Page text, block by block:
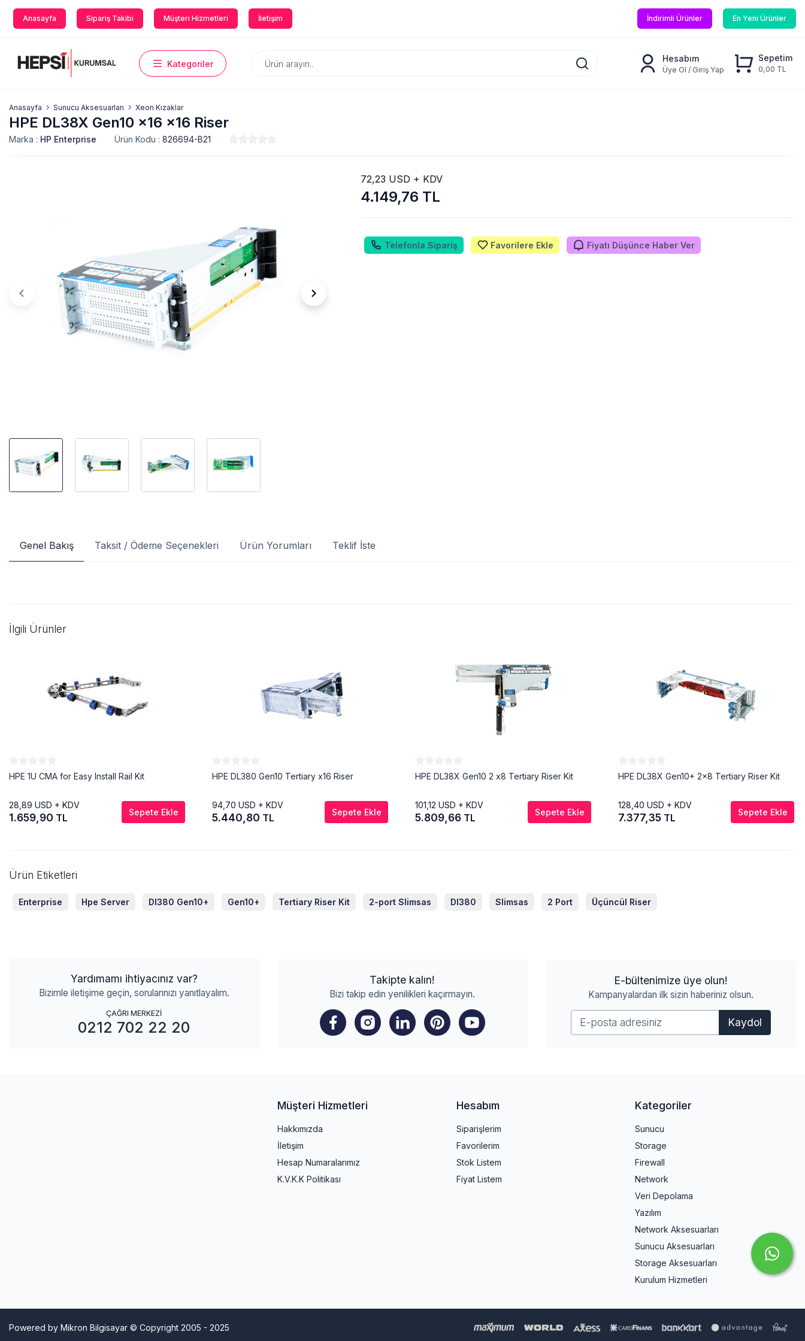
Anasayfa Sipariş Takibi Müşteri Hizmetleri İletişim İndirimli Ürünler En Yeni Ürünler
Kategoriler
Hesabım
Üye Ol / Giriş Yap
Sepetim
0,00 TL
Anasayfa Sunucu Aksesuarları Xeon Kızaklar
HPE DL38X Gen10 x16 x16 Riser
Marka : HP Enterprise Ürün Kodu : 826694-B21
4.149,76 TL
72,23 USD + KDV
Telefonla Sipariş Favorilere Ekle Fiyatı Düşünce Haber Ver
Genel Bakış Taksit / Ödeme Seçenekleri Ürün Yorumları Teklif İste
İlgili Ürünler
HPE 1U CMA for Easy Install Rail Kit
28,89 USD + KDV
1.659,90 TL Sepete Ekle
HPE DL380 Gen10 Tertiary x16 Riser
94,70 USD + KDV
5.440,80 TL Sepete Ekle
HPE DL38X Gen10 2 x8 Tertiary Riser Kit
101,12 USD + KDV
5.809,66 TL Sepete Ekle
HPE DL38X Gen10+ 2x8 Tertiary Riser Kit
128,40 USD + KDV
7.377,35 TL Sepete Ekle
Ürün Etiketleri
Enterprise Hpe Server Dl380 Gen10+ Gen10+ Tertiary Riser Kit 2-port Slimsas Dl380 Slimsas 2 Port Üçüncül Riser
Yardımamı ihtiyacınız var?
Bizimle iletişime geçin, sorularınızı yanıtlayalım.
ÇAĞRI MERKEZİ
0212 702 22 20
Takipte kalın!
Bizi takip edin yenilikleri kaçırmayın.
E-bültenimize üye olun!
Kampanyalardan ilk sizin haberiniz olsun.
Kaydol
Müşteri Hizmetleri
Hakkımızda
İletişim
Hesap Numaralarımız
K.V.K.K Politikası
Hesabım
Siparişlerim
Favorilerim
Stok Listem
Fiyat Listem
Kategoriler
Sunucu
Storage
Firewall
Network
Veri Depolama
Yazılım
Network Aksesuarları
Sunucu Aksesuarları
Storage Aksesuarları
Kurulum Hizmetleri
Powered by Mikron Bilgisayar © Copyright 2005 - 2025